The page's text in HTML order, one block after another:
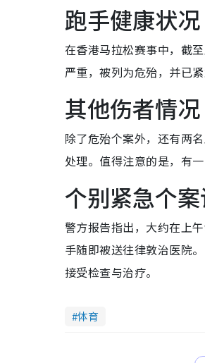
跑手健康状况
在香港马拉松赛事中，截
严重，被列为危殆，并已
其他伤者情况
除了危殆个案外，还有两
处理。值得注意的是，有
个别紧急个
警方报告指出，大约在上
手随即被送往律敦治医院
接受检查与治疗。
体育